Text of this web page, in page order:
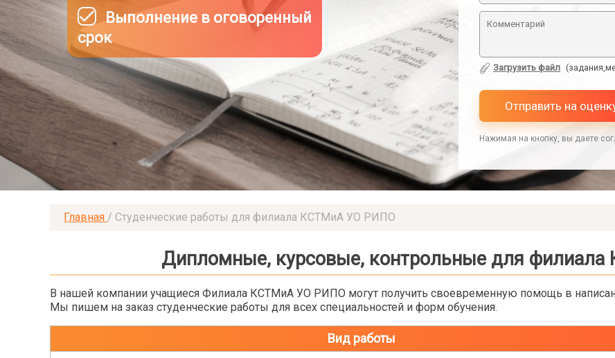
Выполнение в оговоренный
срок
Загрузить файл
Отправить на
Нажимая на кнопку, вы даете
Главная / Студенческие работы для филиала КСТМиА УО РИПО
Дипломные, курсовые, контрольные для
В нашей компании учащиеся Филиала КСТМиА УО РИПО могут получить своевременную помощь в
Мы пишем на заказ студенческие работы для всех специальностей и форм обучения.
Вид работы